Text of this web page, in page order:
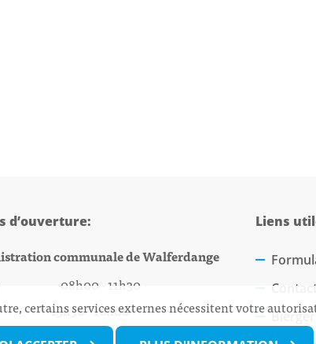
d’ouverture:
communale de Walferdange
08h00 - 11h30
- 16h00
Liens
Contact
certains services externes nécessitent votre